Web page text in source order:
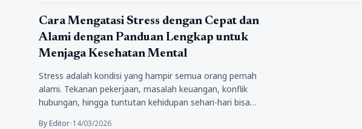
Kesehatan
Cara Mengatasi Stress dengan Cepat dan
Alami dengan Panduan Lengkap untuk
Menjaga Kesehatan Mental
Stress adalah kondisi yang hampir semua orang pernah
alami. Tekanan pekerjaan, masalah keuangan, konflik
hubungan, hingga tuntutan kehidupan sehari-hari bisa…
By Editor•14/03/2026